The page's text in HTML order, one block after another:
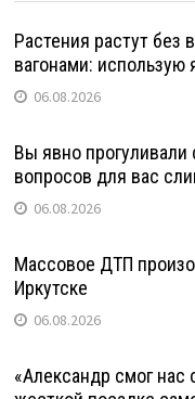
Растения растут без
вагонами: использую
06.08.2026
Вы явно прогуливали
вопросов для вас
06.08.2026
Массовое ДТП
Иркутске
06.08.2026
«Александр смог нас